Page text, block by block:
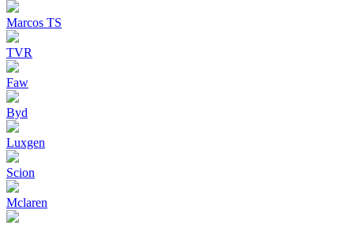
Marcos TS
TVR
Faw
Byd
Luxgen
Scion
Mclaren